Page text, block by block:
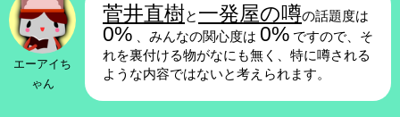
エーアイち
ゃん
菅井直樹と 一発屋の噂の話題度は
0% 、みんなの関心度は 0% ですので、そ
れを裏付ける物がなにも無く、特に噂される
ような内容ではないと考えられます。